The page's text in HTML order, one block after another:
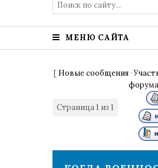
МЕНЮ САЙТА
[ Новые сообщения ·
форума
Страница1 из 1